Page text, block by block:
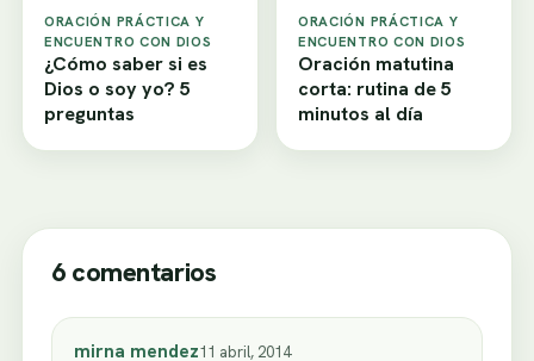
ORACIÓN PRÁCTICA Y
ENCUENTRO CON DIOS
¿Cómo saber si es
Dios o soy yo? 5
preguntas
ORACIÓN PRÁCTICA Y
ENCUENTRO CON DIOS
Oración matutina
corta: rutina de 5
minutos al día
6 comentarios
mirna mendez11 abril, 2014